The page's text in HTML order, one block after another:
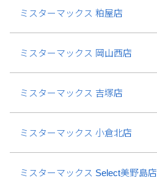
ミスターマックス 粕屋店
ミスターマックス 岡山西店
ミスターマックス 吉塚店
ミスターマックス 小倉北店
ミスターマックス Select美野島店